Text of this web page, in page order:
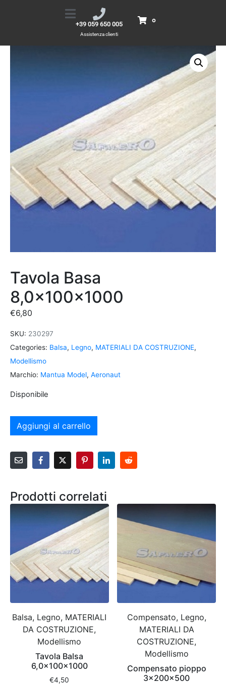
+39 059 650 005
Assistenza clienti
0
Prodotti Tavola Basa 8,0x100x1000
Tavola Basa
8,0x100x1000
€6,80
SKU: 230297
Categories: Balsa, Legno, MATERIALI DA COSTRUZIONE,
Modellismo
Marchio: Mantua Model, Aeronaut
Disponibile
Aggiungi al carrello
Prodotti correlati
Balsa, Legno, MATERIALI
DA COSTRUZIONE,
Modellismo
Tavola Balsa
6,0x100x1000
€4,50
Compensato, Legno,
MATERIALI DA
COSTRUZIONE,
Modellismo
Compensato pioppo
3x200x500